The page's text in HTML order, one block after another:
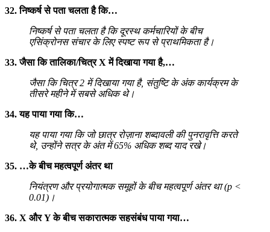
32. निष्कर्ष से पता चलता है कि…
निष्कर्ष से पता चलता है कि दूरस्थ कर्मचारियों के बीच
एसिंक्रोनस संचार के लिए स्पष्ट रूप से प्राथमिकता है।
33. जैसा कि तालिका/चित्र X में दिखाया गया है,…
जैसा कि चित्र 2 में दिखाया गया है, संतुष्टि के अंक कार्यक्रम के
तीसरे महीने में सबसे अधिक थे।
34. यह पाया गया कि…
यह पाया गया कि जो छात्र रोज़ाना शब्दावली की पुनरावृत्ति करते
थे, उन्होंने सत्र के अंत में 65% अधिक शब्द याद रखे।
35. …के बीच महत्वपूर्ण अंतर था
नियंत्रण और प्रयोगात्मक समूहों के बीच महत्वपूर्ण अंतर था (p <
0.01)।
36. X और Y के बीच सकारात्मक सहसंबंध पाया गया…